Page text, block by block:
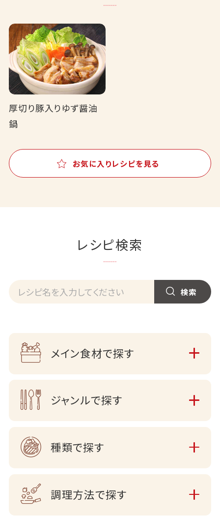
厚切り豚入りゆず醤油
鍋
お気に入りレシピを見る
レシピ検索
メイン食材で探す
ジャンルで探す
種類で探す
調理方法で探す